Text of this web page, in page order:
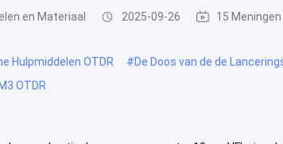
en Materiaal 2025-09-26 15 Meningen
Hulpmiddelen OTDR #De Doos van de de
OTDR